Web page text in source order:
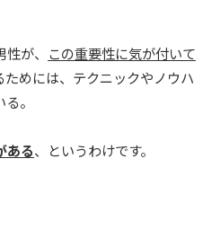
が、 この重要性に気が付いて
ためには、テクニックやノウハ
。
ある、というわけです。